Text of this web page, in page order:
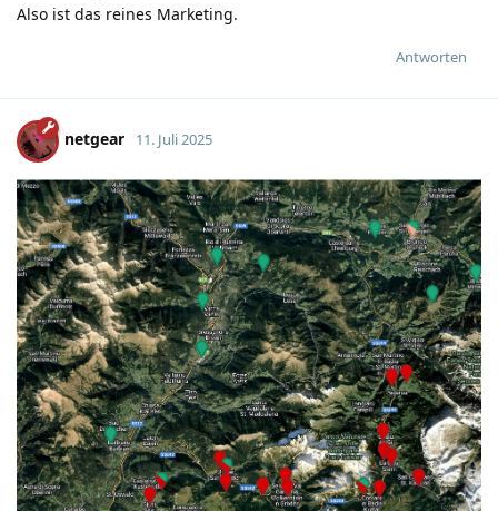
Also ist das reines Marketing.
Antworten
netgear 11. Juli 2025